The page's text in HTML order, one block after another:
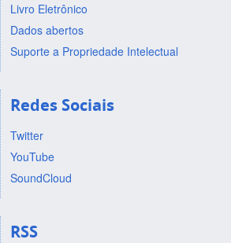
Livro Eletrônico
Dados abertos
Suporte a Propriedade Intelectual
Redes Sociais
Twitter
YouTube
SoundCloud
RSS